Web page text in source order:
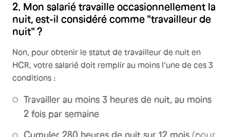
2. Mon salarié travaille occasionnellement la
nuit, est-il considéré comme "travailleur de
nuit" ?
Non, pour obtenir le statut de travailleur de nuit en
HCR, votre salarié doit remplir au moins l'une de ces 3
conditions :
Travailler au moins 3 heures de nuit, au moins
2 fois par semaine
Cumuler 280 heures de nuit sur 12 mois (pour